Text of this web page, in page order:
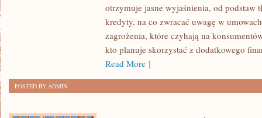
INWESTOWANIE
otrzymuje jasne wyjaśnienia, od podstaw
kredyty, na co zwracać uwagę w
zagrożenia, które czyhają na
kto planuje skorzystać z dodatkowego
Read More ]
POSTED BY ADMIN